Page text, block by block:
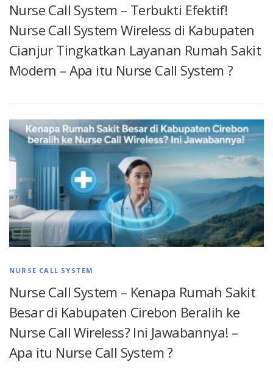
Nurse Call System – Terbukti Efektif!
Nurse Call System Wireless di Kabupaten
Cianjur Tingkatkan Layanan Rumah Sakit
Modern – Apa itu Nurse Call System ?
NURSE CALL SYSTEM
Nurse Call System – Kenapa Rumah Sakit
Besar di Kabupaten Cirebon Beralih ke
Nurse Call Wireless? Ini Jawabannya! –
Apa itu Nurse Call System ?